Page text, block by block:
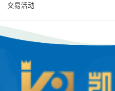
交易活动